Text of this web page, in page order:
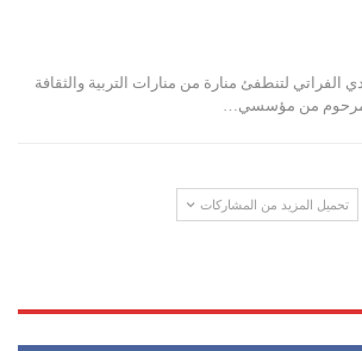
الفراتي لتنطفئ منارة من منارات التربية والثقافة
من مؤسسي…
تحميل المزيد من المشاركات